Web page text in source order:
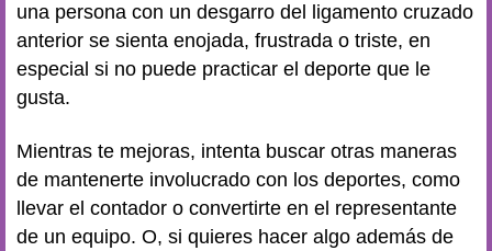
una persona con un desgarro del ligamento cruzado
anterior se sienta enojada, frustrada o triste, en
especial si no puede practicar el deporte que le
gusta.
Mientras te mejoras, intenta buscar otras maneras
de mantenerte involucrado con los deportes, como
llevar el contador o convertirte en el representante
de un equipo. O, si quieres hacer algo además de